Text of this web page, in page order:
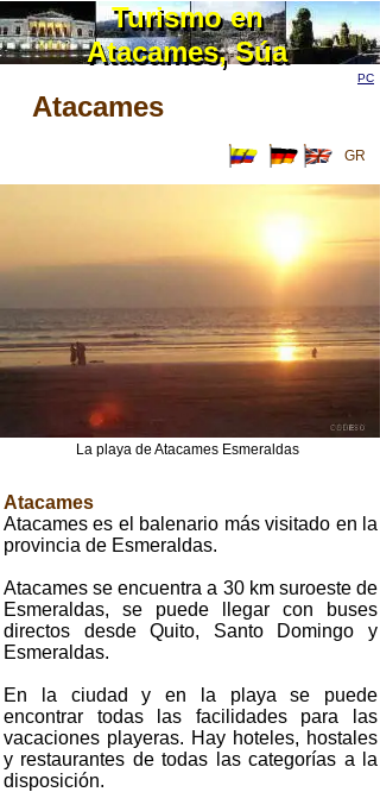
Atacames
Atacames es el balenario más visitado en la
provincia de Esmeraldas.
Atacames se encuentra a 30 km suroeste de
Esmeraldas, se puede llegar con buses
directos desde Quito, Santo Domingo y
Esmeraldas.
En la ciudad y en la playa se puede
encontrar todas las facilidades para las
vacaciones playeras. Hay hoteles, hostales
y restaurantes de todas las categorías a la
disposición.
Turismo en
Atacames, Súa
Turismo en
Atacames, Súa
Atacames
PC
La playa de Atacames Esmeraldas
GR